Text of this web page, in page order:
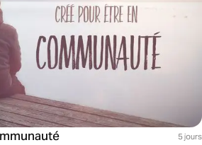
5 jours